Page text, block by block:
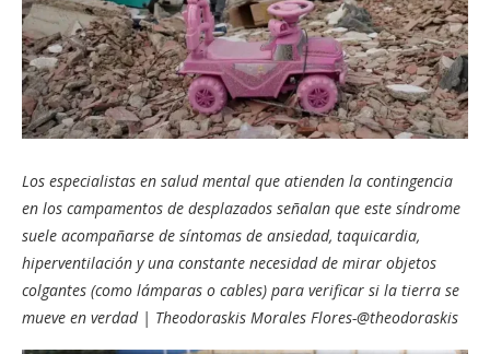
Los especialistas en salud mental que atienden la contingencia
en los campamentos de desplazados señalan que este síndrome
suele acompañarse de síntomas de ansiedad, taquicardia,
hiperventilación y una constante necesidad de mirar objetos
colgantes (como lámparas o cables) para verificar si la tierra se
mueve en verdad | Theodoraskis Morales Flores-@theodoraskis